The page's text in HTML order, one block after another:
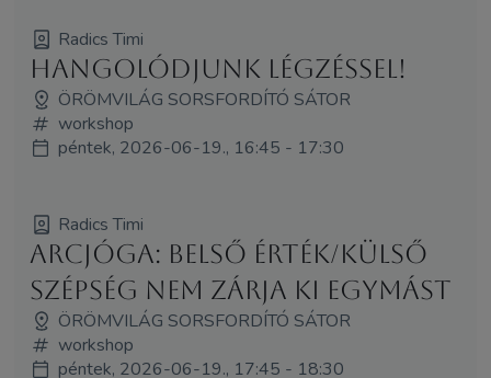
Radics Timi
Hangolódjunk légzéssel!
ÖRÖMVILÁG SORSFORDÍTÓ SÁTOR
workshop
péntek, 2026-06-19., 16:45 - 17:30
Radics Timi
Arcjóga: Belső érték/külső
szépség nem zárja ki egymást
ÖRÖMVILÁG SORSFORDÍTÓ SÁTOR
workshop
péntek, 2026-06-19., 17:45 - 18:30